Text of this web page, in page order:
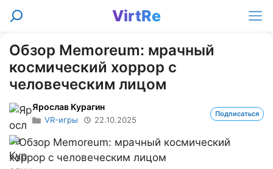
Перейти
VirtRe
Поиск
Обзор Memoreum: мрачный
космический хоррор с
человеческим лицом
Ярослав Курагин
VR-игры 22.10.2025
Подписаться